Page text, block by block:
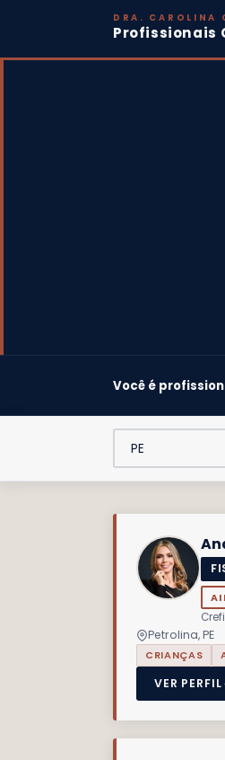
DRA. CAROLINA
Profissionais
Você é
Petrolina, PE
CRIANÇAS
VER PERFIL